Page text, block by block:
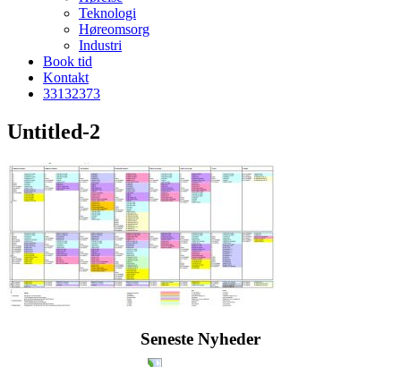
Teknologi
Høreomsorg
Industri
Book tid
Kontakt
33132373
Untitled-2
Seneste Nyheder